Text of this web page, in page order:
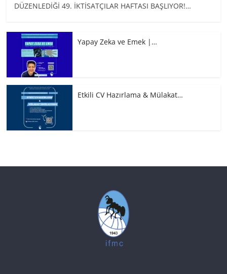
DÜZENLEDİĞİ 49. İKTİSATÇILAR HAFTASI BAŞLIYOR!…
Yapay Zeka ve Emek |…
Etkili CV Hazırlama & Mülakat…